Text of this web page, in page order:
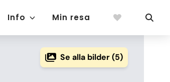
Info Min resa
Se alla bilder (5)